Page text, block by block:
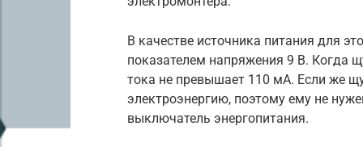
В качестве источника питания для
показателем напряжения 9 В. Когда
тока не превышает 110 мА. Если же
электроэнергию, поэтому ему не
выключатель энергопитания.